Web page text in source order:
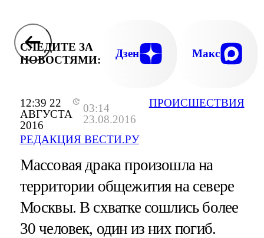
12:39 22
АВГУСТА
2016
03:14
23.08.2016
РЕДАКЦИЯ ВЕСТИ.РУ
ПРОИСШЕСТВИЯ
СЛЕДИТЕ ЗА
НОВОСТЯМИ:
Дзен Макс
Массовая драка произошла на
территории общежития на севере
Москвы. В схватке сошлись более
30 человек, один из них погиб.